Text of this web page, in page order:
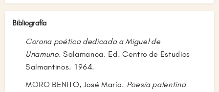
Bibliografía
Corona poética dedicada a Miguel de
Unamuno. Salamanca. Ed. Centro de Estudios
Salmantinos. 1964.
MORO BENITO, José María. Poesía palentina